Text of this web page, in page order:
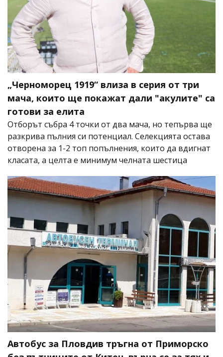
„Черноморец 1919“ влиза в серия от три
мача, които ще покажат дали "акулите" са
готови за елита
Отборът събра 4 точки от два мача, но тепърва ще
разкрива пълния си потенциал. Селекцията остава
отворена за 1-2 топ попълнения, които да вдигнат
класата, а целта е минимум челната шестица
Автобус за Пловдив тръгна от Приморско